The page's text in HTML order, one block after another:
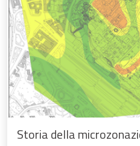
Storia della